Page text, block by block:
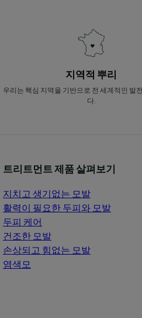
지역적 뿌리
우리는 핵심 지역을 기반으로 전 세계적인 발
다.
트리트먼트 제품 살펴보기
지치고 생기없는 모발
활력이 필요한 두피와 모발
두피 케어
건조한 모발
손상되고 힘없는 모발
염색모